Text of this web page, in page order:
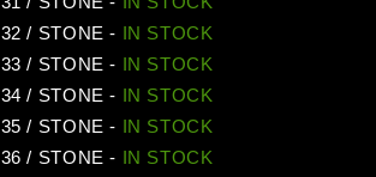
32 / STONE - IN STOCK
33 / STONE - IN STOCK
34 / STONE - IN STOCK
35 / STONE - IN STOCK
36 / STONE - IN STOCK